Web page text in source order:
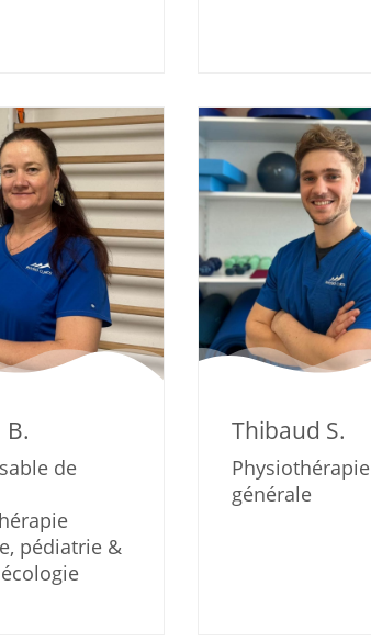
B.
de
pédiatrie &
Thibaud S.
Physiothérapie
générale